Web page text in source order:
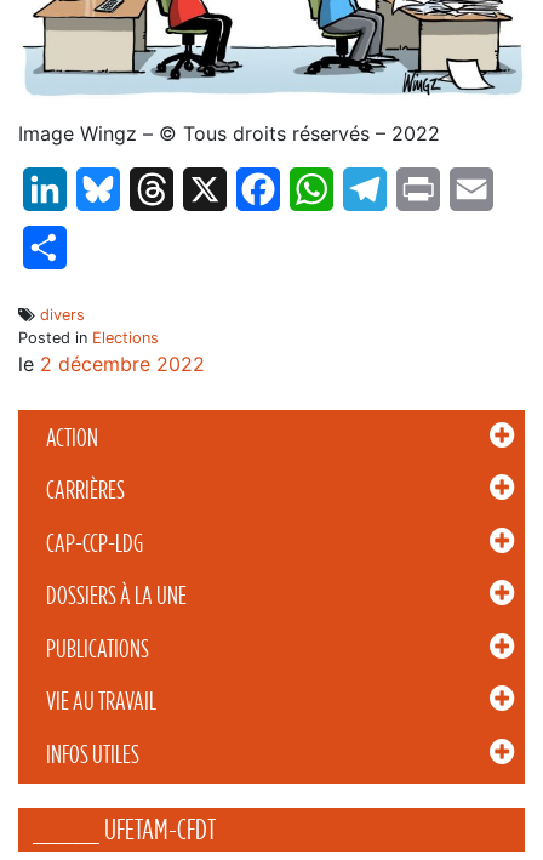
ACTION
CARRIÈRES
CAP-CCP-LDG
DOSSIERS À LA UNE
PUBLICATIONS
VIE AU TRAVAIL
INFOS UTILES
_____ UFETAM-CFDT
Image Wingz – © Tous droits réservés – 2022
LinkedInBluesky Threads FacebookWhatsAppTelegram
Print
divers
Posted in Elections
le 2 décembre 2022